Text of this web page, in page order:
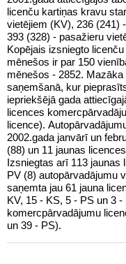
licenču kartiņas kravu
vietējiem (KV), 236 (241) - pasažieru starptautiskajiem (PS) un
393 (328) - pasažieru
Kopējais izsniegto
mēnešos ir par 150
mēnešos - 2852. Mazāka aktivitāte vērojama jaunu licenču
saņemšanā, kur
iepriekšējā gada
licences
licence). Autopārvadājumu uzņēmumi un privātpersonas
2002.gada janvārī un
(88) un 11 jaunas
Izsniegtas arī 113 jaunas
PV (8) autopārvadājumu veikšanai. Šomēnes
saņemta jau 61 jauna
KV, 15 - KS, 5 - PS un 3
komercpārvadājumu
un 39 - PS).